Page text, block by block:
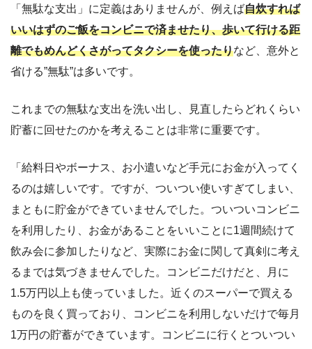
「無駄な支出」に定義はありませんが、例えば自炊すれば
いいはずのご飯をコンビニで済ませたり、歩いて行ける距
離でもめんどくさがってタクシーを使ったりなど、意外と
省ける”無駄”は多いです。
これまでの無駄な支出を洗い出し、見直したらどれくらい
貯蓄に回せたのかを考えることは非常に重要です。
「給料日やボーナス、お小遣いなど手元にお金が入ってく
るのは嬉しいです。ですが、ついつい使いすぎてしまい、
まともに貯金ができていませんでした。ついついコンビニ
を利用したり、お金があることをいいことに1週間続けて
飲み会に参加したりなど、実際にお金に関して真剣に考え
るまでは気づきませんでした。コンビニだけだと、月に
1.5万円以上も使っていました。近くのスーパーで買える
ものを良く買っており、コンビニを利用しないだけで毎月
1万円の貯蓄ができています。コンビニに行くとついつい